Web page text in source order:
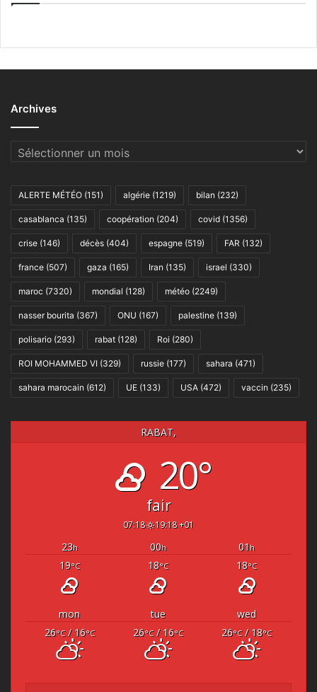
Archives
Archives
ALERTE MÉTÉO (151) algérie (1219) bilan (232)
casablanca (135) coopération (204) covid (1356)
crise (146) décès (404) espagne (519) FAR (132)
france (507) gaza (165) Iran (135) israel (330)
maroc (7320) mondial (128) météo (2249)
nasser bourita (367) ONU (167) palestine (139)
polisario (293) rabat (128) Roi (280)
ROI MOHAMMED VI (329) russie (177) sahara (471)
sahara marocain (612) UE (133) USA (472) vaccin (235)
RABAT,
20°
fair
07:18 19:18 +01
23h 00h 01 h
19°C 18°C 18°C
mon tue
wed
26°C/ 16°C 26°C/ 16°C 26°C/ 18°C